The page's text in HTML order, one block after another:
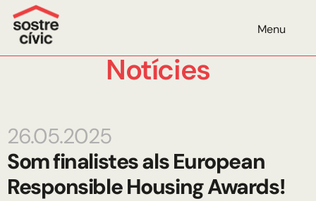
Menu
Notícies
26.05.2025
Som finalistes als European
Responsible Housing Awards!